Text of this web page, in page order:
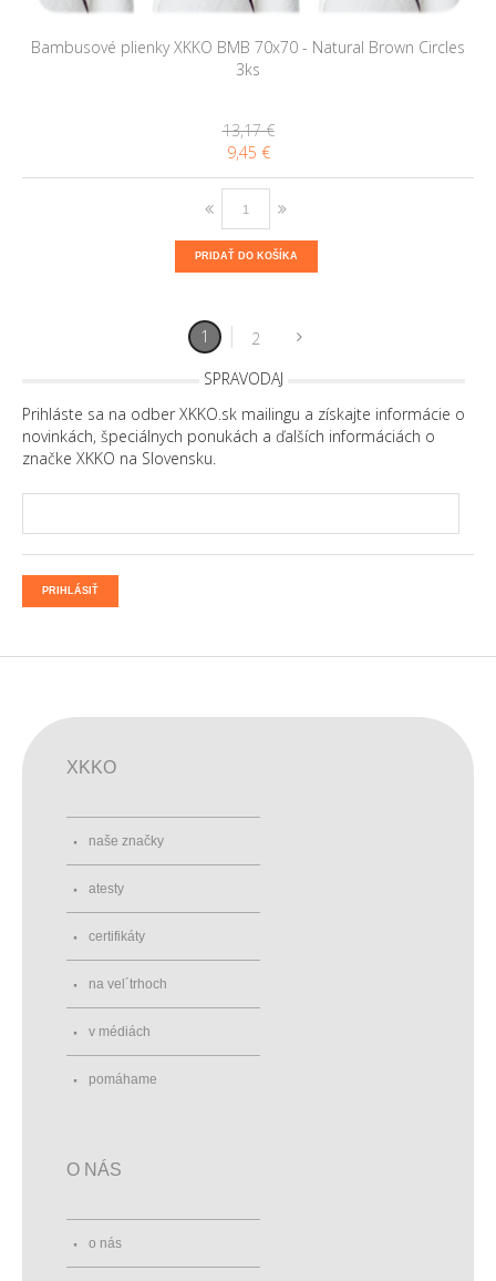
Bambusové plienky XKKO BMB 70x70 - Natural Brown Circles
3ks
13,17 €
9,45 €
PRIDAŤ DO KOŠÍKA
1
2
SPRAVODAJ
Prihláste sa na odber XKKO.sk mailingu a získajte informácie o
novinkách, špeciálnych ponukách a ďalších informáciách o
značke XKKO na Slovensku.
PRIHLÁSIŤ
XKKO
naše značky
atesty
certifikáty
na vel´trhoch
v médiách
pomáhame
O NÁS
o nás